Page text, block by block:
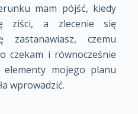
mam pójść, kiedy
ziści, a zlecenie się
zastanawiasz, czemu
czekam i równocześnie
elementy mojego planu
wprowadzić.